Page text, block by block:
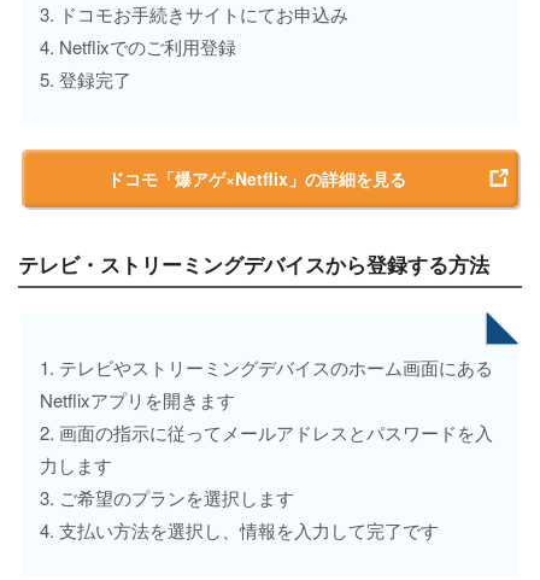
3. ドコモお手続きサイトにてお申込み
4. Netflixでのご利用登録
5. 登録完了
ドコモ「爆アゲ×Netflix」の詳細を見る
テレビ・ストリーミングデバイスから登録する方法
1. テレビやストリーミングデバイスのホーム画面にある
Netflixアプリを開きます
2. 画面の指示に従ってメールアドレスとパスワードを入
力します
3. ご希望のプランを選択します
4. 支払い方法を選択し、情報を入力して完了です